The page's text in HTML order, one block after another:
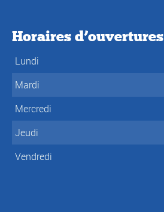
Horaires d’ouvertures
Lundi
Mardi
Mercredi
Jeudi
Vendredi